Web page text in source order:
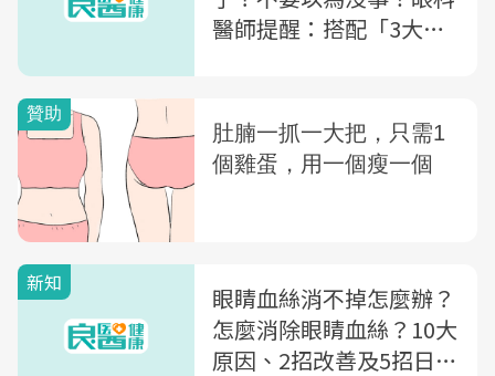
醫師提醒：搭配「3大警
新知
眼睛血絲消不掉怎麼辦？
怎麼消除眼睛血絲？10大
原因、2招改善及5招日常